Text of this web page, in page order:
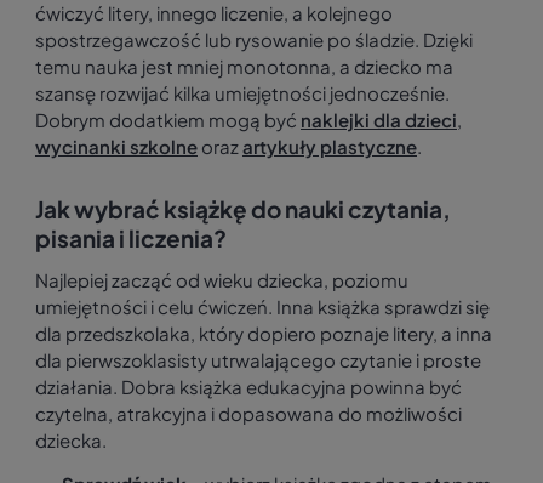
ćwiczyć litery, innego liczenie, a kolejnego
spostrzegawczość lub rysowanie po śladzie. Dzięki
temu nauka jest mniej monotonna, a dziecko ma
szansę rozwijać kilka umiejętności jednocześnie.
Dobrym dodatkiem mogą być naklejki dla dzieci,
wycinanki szkolne orazartykuły plastyczne.
Jak wybrać książkę do nauki czytania,
pisania i liczenia?
Najlepiej zacząć od wieku dziecka, poziomu
umiejętności i celu ćwiczeń. Inna książka sprawdzi się
dla przedszkolaka, który dopiero poznaje litery, a inna
dla pierwszoklasisty utrwalającego czytanie i proste
działania. Dobra książka edukacyjna powinna być
czytelna, atrakcyjna i dopasowana do możliwości
dziecka.